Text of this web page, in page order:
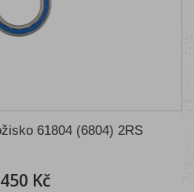
61804 (6804) 2RS
Kč